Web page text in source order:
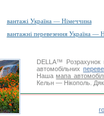
вантажі Україна — Німеччина
вантажні перевезення Україна —
DELLA™
Розрахунок
автомобільних
Нашамапа
Кельн — Нікополь.